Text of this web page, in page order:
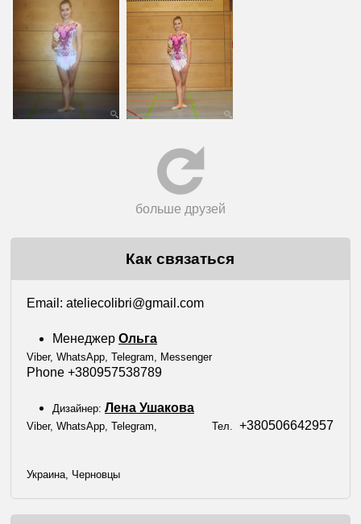
больше друзей
Как связаться
Еmail: ateliecolibri@gmail.com
Менеджер Ольга
Viber, WhatsApp, Telegram, Messenger
Phone +380957538789
Дизайнер: Лена Ушакова
Viber, WhatsApp, Telegram, Тел. +380506642957
Украина, Черновцы